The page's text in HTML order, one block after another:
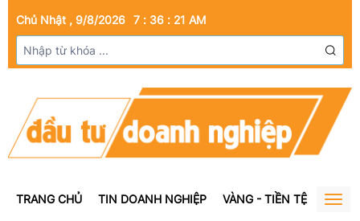
Chủ Nhật , 9/8/2026 7 : 36 : 22 AM
TRANG CHỦ TIN DOANH NGHIỆP VÀNG - TIỀN TỆ BẤT